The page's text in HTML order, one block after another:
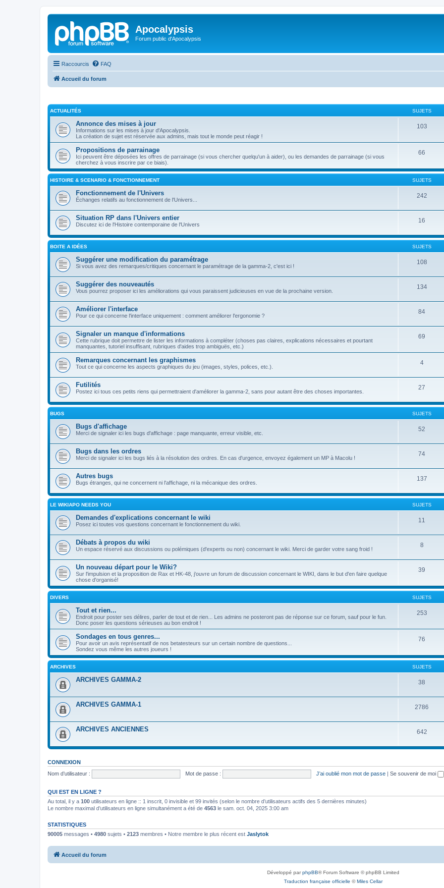
Apocalypsis
Forum public d'Apocalypsis
Raccourcis FAQ
Accueil du forum
ACTUALITÉS SUJETS
Annonce des mises à jour
Informations sur les mises à jour d'Apocalypsis.
La création de sujet est réservée aux admins, mais tout le monde peut réagir !
103
Propositions de parrainage
Ici peuvent être déposées les offres de parrainage (si vous chercher quelqu'un à aider), ou les demandes de parrainage (si vous
cherchez à vous inscrire par ce biais).
66
HISTOIRE & SCENARIO & FONCTIONNEMENT SUJETS
Fonctionnement de l'Univers
Échanges relatifs au fonctionnement de l'Univers...
242
Situation RP dans l'Univers entier
Discutez ici de l'Histoire contemporaine de l'Univers
16
BOITE A IDÉES SUJETS
Suggérer une modification du paramétrage
Si vous avez des remarques/critiques concernant le paramétrage de la gamma-2, c'est ici !
108
Suggérer des nouveautés
Vous pourrez proposer ici les améliorations qui vous paraissent judicieuses en vue de la prochaine version.
134
Améliorer l'interface
Pour ce qui concerne l'interface uniquement : comment améliorer l'ergonomie ?
84
Signaler un manque d'informations
Cette rubrique doit permettre de lister les informations à compléter (choses pas claires, explications nécessaires et pourtant
manquantes, tutoriel insuffisant, rubriques d'aides trop ambiguës, etc.)
69
Remarques concernant les graphismes
Tout ce qui concerne les aspects graphiques du jeu (images, styles, polices, etc.).
4
Futilités
Postez ici tous ces petits riens qui permettraient d'améliorer la gamma-2, sans pour autant être des choses importantes.
27
BUGS SUJETS
Bugs d'affichage
Merci de signaler ici les bugs d'affichage : page manquante, erreur visible, etc.
52
Bugs dans les ordres
Merci de signaler ici les bugs liés à la résolution des ordres. En cas d'urgence, envoyez également un MP à Macolu !
74
Autres bugs
Bugs étranges, qui ne concernent ni l'affichage, ni la mécanique des ordres.
137
LE WIKIAPO NEEDS YOU SUJETS
Demandes d'explications concernant le wiki
Posez ici toutes vos questions concernant le fonctionnement du wiki.
11
Débats à propos du wiki
Un espace réservé aux discussions ou polémiques (d'experts ou non) concernant le wiki. Merci de garder votre sang froid !
8
Un nouveau départ pour le Wiki?
Sur l'impulsion et la proposition de Rax et HK-48, j'ouvre un forum de discussion concernant le WIKI, dans le but d'en faire quelque
chose d'organisé!
39
DIVERS SUJETS
Tout et rien...
Endroit pour poster ses délires, parler de tout et de rien... Les admins ne posteront pas de réponse sur ce forum, sauf pour le fun.
Donc poser les questions sérieuses au bon endroit !
253
Sondages en tous genres...
Pour avoir un avis représentatif de nos betatesteurs sur un certain nombre de questions...
Sondez vous même les autres joueurs !
76
ARCHIVES SUJETS
ARCHIVES GAMMA-2 38
ARCHIVES GAMMA-1 2786
ARCHIVES ANCIENNES 642
CONNEXION
Nom d’utilisateur :
Mot de passe : J’ai oublié mon mot de passe | Se souvenir de moi
QUI EST EN LIGNE ?
Au total, il y a 100 utilisateurs en ligne :: 1 inscrit, 0 invisible et 99 invités (selon le nombre d’utilisateurs actifs des 5 dernières minutes)
Le nombre maximal d’utilisateurs en ligne simultanément a été de 4563 le sam. oct. 04, 2025 3:00 am
STATISTIQUES
90005 messages • 4980 sujets • 2123 membres • Notre membre le plus récent est Jaslytok
Accueil du forum
Développé parphpBB® Forum Software © phpBB Limited
Traduction française officielle ©Miles Cellar